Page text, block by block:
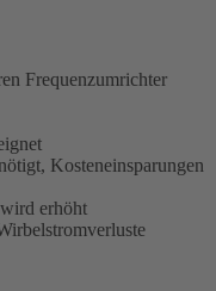
Frequenzumrichter
Kosteneinsparungen
erhöht